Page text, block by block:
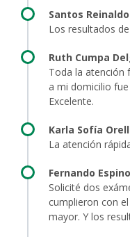
Santos
Los resultados
Ruth Cumpa
Toda la atención
a mi domicilio
Excelente.
Karla Sofía
La atención
Fernando
Solicité dos
cumplieron con
mayor. Y los